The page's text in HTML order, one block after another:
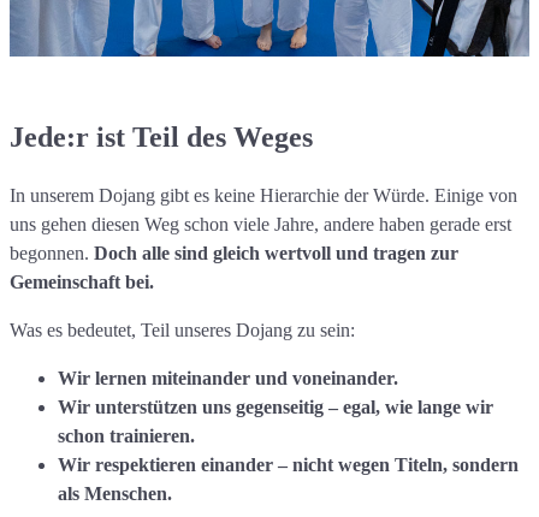
Jede:r ist Teil des Weges
In unserem Dojang gibt es keine Hierarchie der Würde. Einige von
uns gehen diesen Weg schon viele Jahre, andere haben gerade erst
begonnen. Doch alle sind gleich wertvoll und tragen zur
Gemeinschaft bei.
Was es bedeutet, Teil unseres Dojang zu sein:
Wir lernen miteinander und voneinander.
Wir unterstützen uns gegenseitig – egal, wie lange wir
schon trainieren.
Wir respektieren einander – nicht wegen Titeln, sondern
als Menschen.